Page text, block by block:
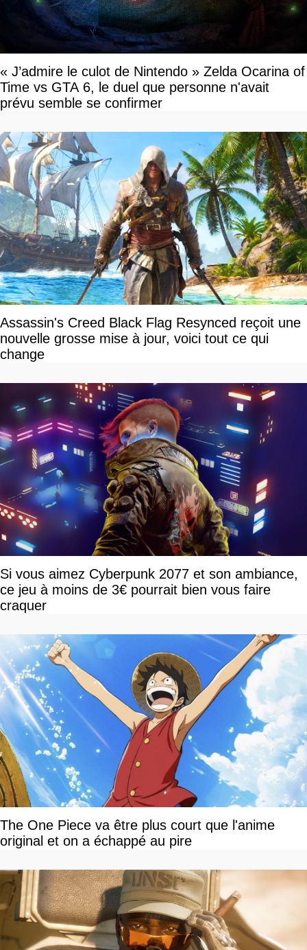
« J’admire le culot de Nintendo » Zelda Ocarina of
Time vs GTA 6, le duel que personne n'avait
prévu semble se confirmer
Assassin's Creed Black Flag Resynced reçoit une
nouvelle grosse mise à jour, voici tout ce qui
change
Si vous aimez Cyberpunk 2077 et son ambiance,
ce jeu à moins de 3€ pourrait bien vous faire
craquer
The One Piece va être plus court que l'anime
original et on a échappé au pire